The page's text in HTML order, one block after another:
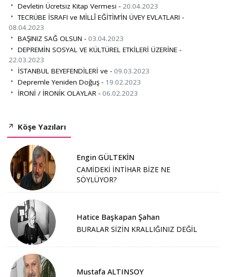
Devletin Ücretsiz Kitap Vermesi - 20.04.2023
TECRÜBE İSRAFI ve MİLLÎ EĞİTİM’İN ÜVEY EVLATLARI -
08.04.2023
BAŞINIZ SAĞ OLSUN - 03.04.2023
DEPREMİN SOSYAL VE KÜLTÜREL ETKİLERİ ÜZERİNE -
22.03.2023
İSTANBUL BEYEFENDİLERİ ve - 09.03.2023
Depremle Yeniden Doğuş - 19.02.2023
İRONİ / İRONİK OLAYLAR - 06.02.2023
Köşe Yazıları
Engin GÜLTEKİN
CAMİDEKİ İNTİHAR BİZE NE
SÖYLÜYOR?
Hatice Başkapan Şahan
BURALAR SİZİN KRALLIĞINIZ DEĞİL
Mustafa ALTINSOY